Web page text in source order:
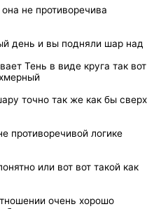
не противоречива
день и вы подняли шар над
Тень в виде круга так вот
точно так же как бы сверх
противоречивой логике
или вот вот такой как
очень хорошо